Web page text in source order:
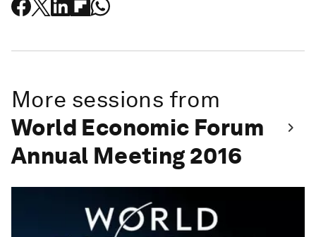
More sessions from
World Economic Forum
Annual Meeting 2016